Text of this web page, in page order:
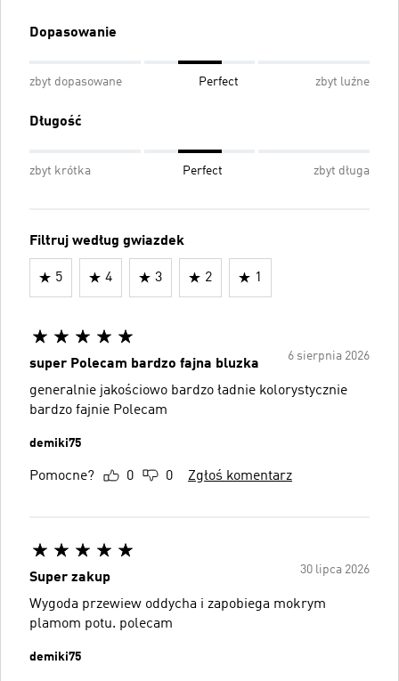
Dopasowanie
zbyt dopasowane Perfect zbyt luźne
Długość
zbyt krótka Perfect zbyt długa
Filtruj według gwiazdek
5 4 3 2 1
6 sierpnia 2026
super Polecam bardzo fajna bluzka
generalnie jakościowo bardzo ładnie kolorystycznie
bardzo fajnie Polecam
demiki75
Pomocne? 0 0 Zgłoś komentarz
30 lipca 2026
Super zakup
Wygoda przewiew oddycha i zapobiega mokrym
plamom potu. polecam
demiki75